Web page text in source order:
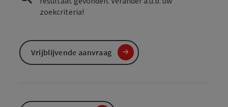
zoekcriteria!
Vrijblijvende aanvraag